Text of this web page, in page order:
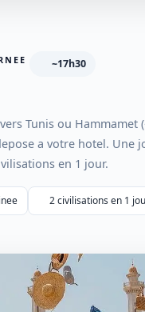
~17h30
Tunis ou Hammamet
a votre hotel. Une
en 1 jour.
2 civilisations en 1